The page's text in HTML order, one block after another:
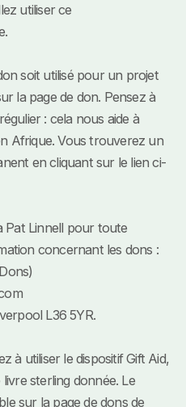
utiliser ce
.
soit utilisé pour un projet
la page de don. Pensez à
: cela nous aide à
Afrique. Vous trouverez un
en cliquant sur le lien ci-
Pat Linnell pour toute
concernant les dons :
L36 5YR.
à utiliser le dispositif Gift Aid,
sterling donnée. Le
sur la page de dons de